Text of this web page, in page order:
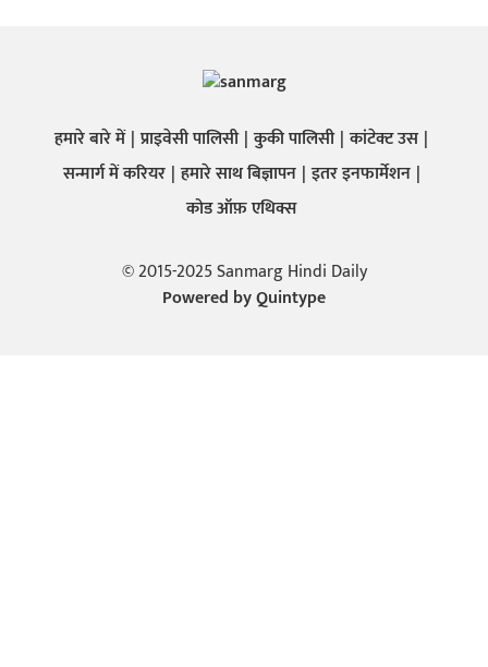
हमारे बारे में प्राइवेसी पालिसी कुकी पालिसी कांटेक्ट उस
सन्मार्ग में करियर हमारे साथ बिज्ञापन इतर इनफार्मेशन
कोड ऑफ़ एथिक्स
© 2015-2025 Sanmarg Hindi Daily
Powered byQuintype